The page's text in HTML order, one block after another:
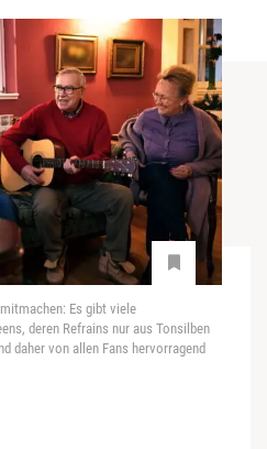
Es gibt viele
deren Refrains nur aus Tonsilben
daher von allen Fans hervorragend